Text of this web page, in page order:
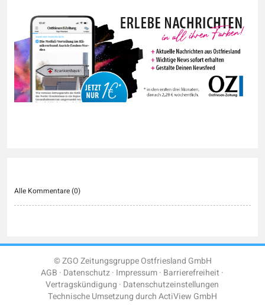
Alle Kommentare (0)
© ZGO Zeitungsgruppe Ostfriesland GmbH
AGB Datenschutz Impressum Barrierefreiheit
Vertragskündigung Datenschutzeinstellungen
Technische Umsetzung durchActiView GmbH